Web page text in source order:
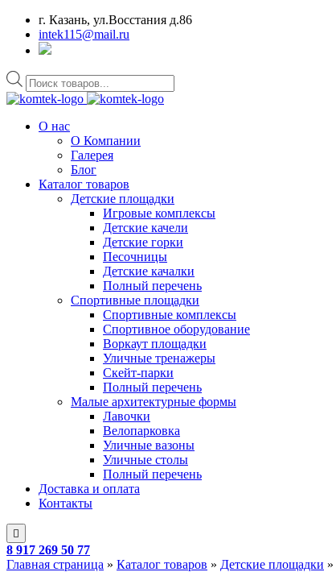
г. Казань, ул.Восстания д.86
intek115@mail.ru
Поиск
товаров
О нас
О Компании
Галерея
Блог
Каталог товаров
Детские площадки
Игровые комплексы
Детские качели
Детские горки
Песочницы
Детские качалки
Полный перечень
Спортивные площадки
Спортивные комплексы
Спортивное оборудование
Воркаут площадки
Уличные тренажеры
Скейт-парки
Полный перечень
Малые архитектурные формы
Лавочки
Велопарковка
Уличные вазоны
Уличные столы
Полный перечень
Доставка и оплата
Контакты
8 917 269 50 77
Главная страница » Каталог товаров » Детские площадки »